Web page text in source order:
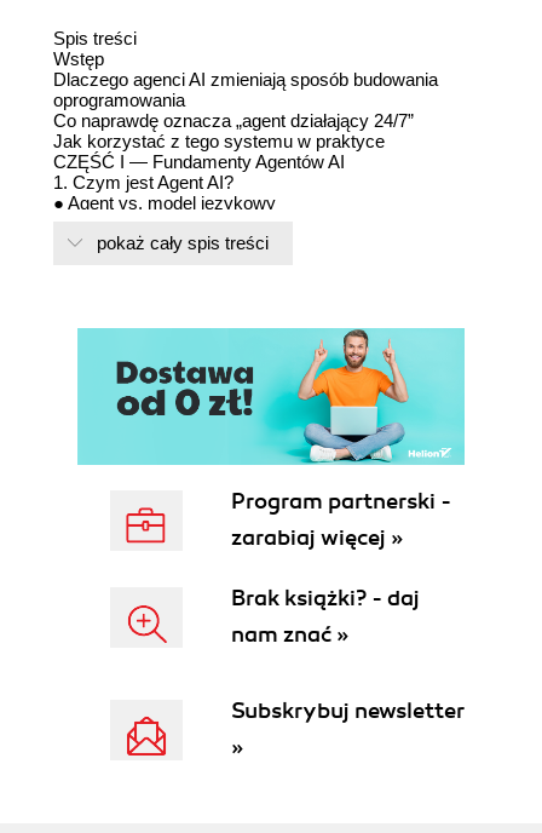
Spis treści
Wstęp
Dlaczego agenci AI zmieniają sposób budowania
oprogramowania
Co naprawdę oznacza „agent działający 24/7”
Jak korzystać z tego systemu w praktyce
CZĘŚĆ I — Fundamenty Agentów AI
1. Czym jest Agent AI?
● Agent vs. model językowy
● Kontekst, pamięć, narzędzia i środowisko
24/7
● Odporność na błędy
● Zarządzanie kontekstem
● Integracje i bezpieczeństwo
CZĘŚĆ II — Projektowanie Agenta Gotowego do
Wdrożenia
3. Architektura agenta AI
● Warstwa logiki agenta
● Warstwa narzędzi i integracji
● Warstwa bezpieczeństwa
4. Projektowanie przepływów działania (Agent Loop)
● Planowanie
● Przykłady realnych pętli działania
5. Wybór środowiska i technologii
● Chmura: Azure, AWS, GCP
pokaż cały spis treści
Program partnerski -
zarabiaj więcej »
Brak książki? - daj
nam znać »
Subskrybuj newsletter
»